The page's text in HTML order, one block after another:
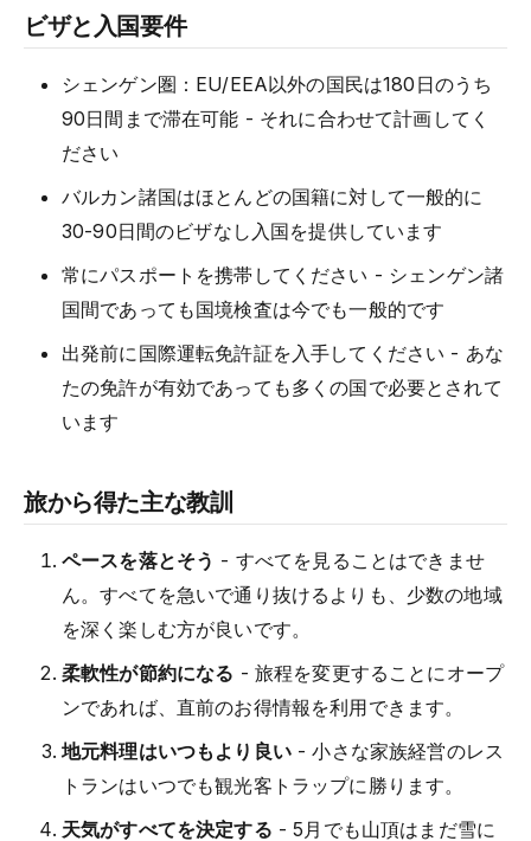
ビザと入国要件
シェンゲン圏：EU/EEA以外の国民は180日のうち
90日間まで滞在可能 - それに合わせて計画してく
ださい
バルカン諸国はほとんどの国籍に対して一般的に
30-90日間のビザなし入国を提供しています
常にパスポートを携帯してください - シェンゲン諸
国間であっても国境検査は今でも一般的です
出発前に国際運転免許証を入手してください - あな
たの免許が有効であっても多くの国で必要とされて
います
旅から得た主な教訓
ペースを落とそう - すべてを見ることはできませ
ん。すべてを急いで通り抜けるよりも、少数の地域
を深く楽しむ方が良いです。
柔軟性が節約になる - 旅程を変更することにオープ
ンであれば、直前のお得情報を利用できます。
地元料理はいつもより良い- 小さな家族経営のレス
トランはいつでも観光客トラップに勝ります。
天気がすべてを決定する - 5月でも山頂はまだ雪に